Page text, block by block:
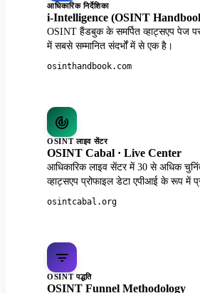
आधिकारिक निर्देशिका
i-Intelligence (OSINT
OSINT हैंडबुक के समर्पित व्हाट्सएप पेज पर
में सबसे सम्मानित संदर्भों में से एक है।
osinthandbook.com
OSINT लाइव सेंटर
OSINT Cabal · Live Center
आधिकारिक लाइव सेंटर में 30 से अधिक
व्हाट्सएप प्रोफाइल डेटा एपीआई के रूप में
osintcabal.org
OSINT पद्धति
OSINT Funnel Methodology